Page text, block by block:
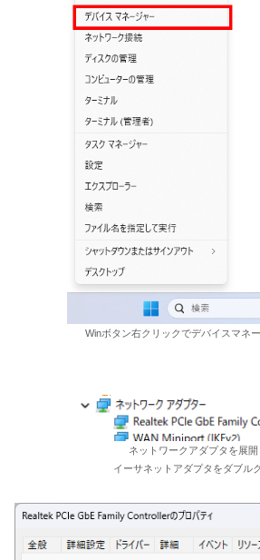
Winボタン右クリックでデバイスマネ
ネットワークアダプタを展開
イーサネットアダプタをダブル